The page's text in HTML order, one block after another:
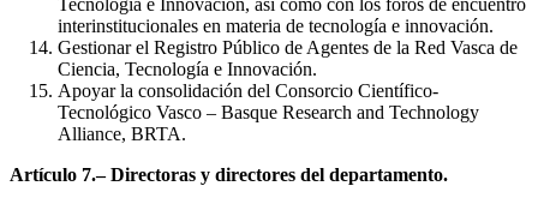
Tecnología e Innovación, así como con los foros de encuentro
interinstitucionales en materia de tecnología e innovación.
Gestionar el Registro Público de Agentes de la Red Vasca de
Ciencia, Tecnología e Innovación.
Apoyar la consolidación del Consorcio Científico-
Tecnológico Vasco – Basque Research and Technology
Alliance, BRTA.
Artículo 7.– Directoras y directores del departamento.